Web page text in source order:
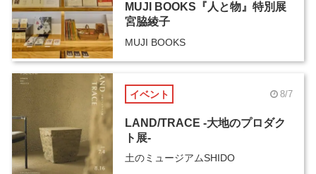
MUJI BOOKS『人と物』特別展
宮脇綾子
MUJI BOOKS
イベント 8/7
LAND/TRACE -大地のプロダク
ト展-
土のミュージアムSHIDO